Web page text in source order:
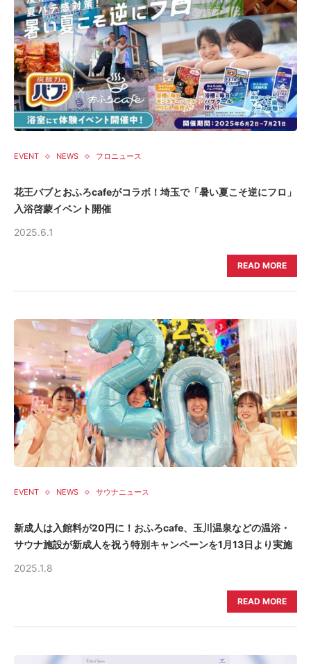
EVENT NEWS フロニュース
花王バブとおふろcafeがコラボ！埼玉で「暑い夏こそ逆にフロ」
入浴啓蒙イベント開催
2025.6.1
READ MORE
EVENT NEWS サウナニュース
新成人は入館料が20円に！おふろcafe、玉川温泉などの温浴・
サウナ施設が新成人を祝う特別キャンペーンを1月13日より実施
2025.1.8
READ MORE